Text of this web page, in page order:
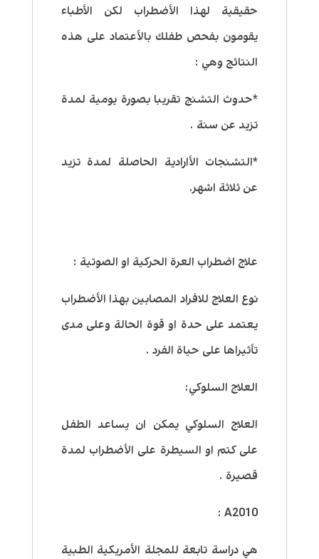
حقيقية لهذا الأضطراب لكن الأطباء
يقومون بفحص طفلك بالأعتماد على هذه
النتائج وهي :
*حدوث التشنج تقريبا بصورة يومية لمدة
تزيد عن سنة .
*التشنجات الأارادية الحاصلة لمدة تزيد
عن ثلاثة اشهر.
علاج اضطراب العرة الحركية او الصوتية :
نوع العلاج للافراد المصابين بهذا الأضطراب
يعتمد على حدة او قوة الحالة وعلى مدى
تأثيراها على حياة الفرد .
العلاج السلوكي:
العلاج السلوكي يمكن ان يساعد الطفل
على كتم او السيطرة على الأضطراب لمدة
قصيرة .
A2010 :
هي دراسة تابعة للمجلة الأمريكية الطبية